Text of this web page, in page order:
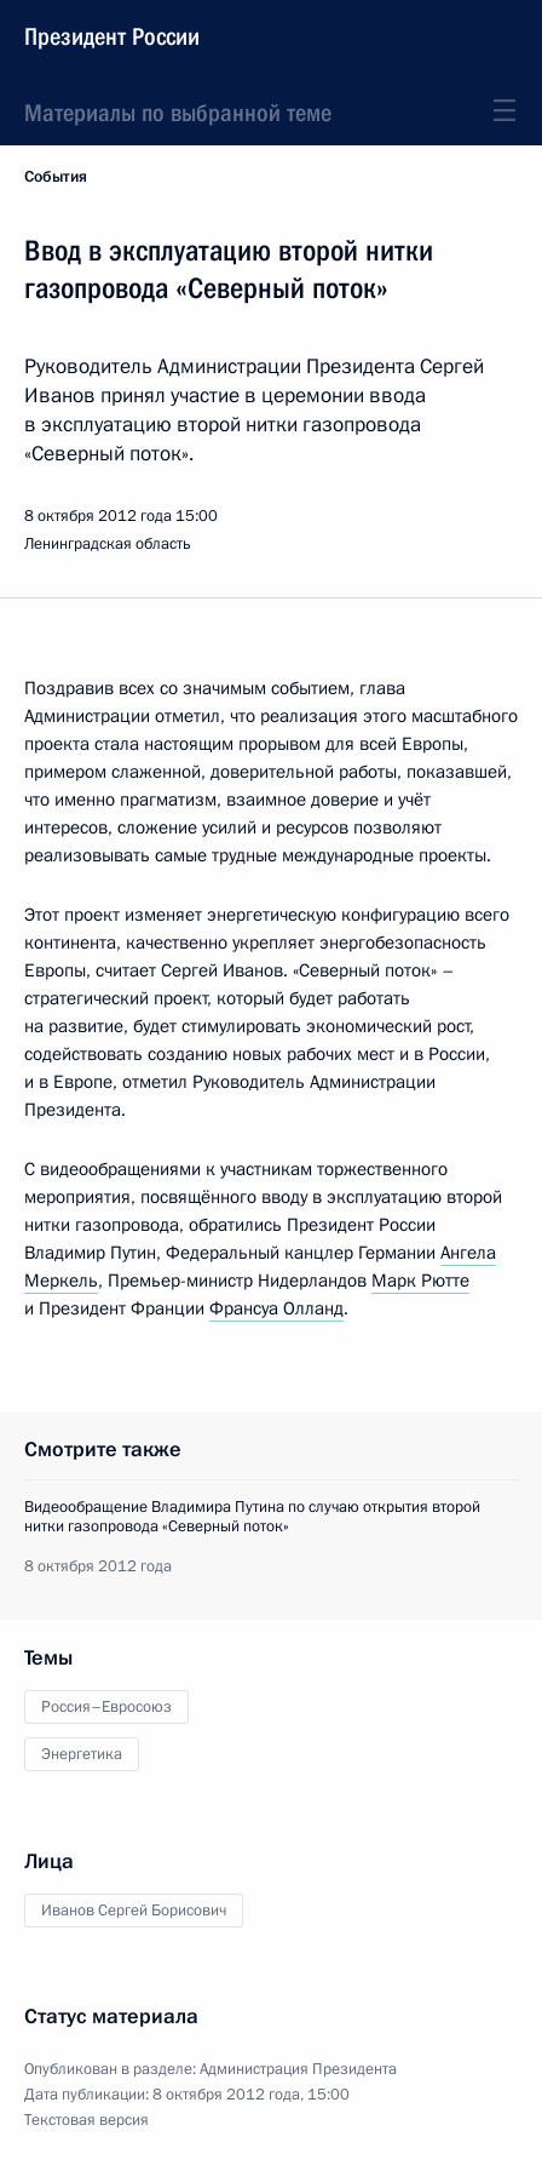
Президент России
Материалы по выбранной теме
События
Ввод в эксплуатацию второй нитки
газопровода «Северный поток»
Руководитель Администрации Президента Сергей
Иванов принял участие в церемонии ввода
в эксплуатацию второй нитки газопровода
«Северный поток».
8 октября 2012 года 15:00
Ленинградская область
Поздравив всех со значимым событием, глава
Администрации отметил, что реализация этого масштабного
проекта стала настоящим прорывом для всей Европы,
примером слаженной, доверительной работы, показавшей,
что именно прагматизм, взаимное доверие и учёт
интересов, сложение усилий и ресурсов позволяют
реализовывать самые трудные международные проекты.
Этот проект изменяет энергетическую конфигурацию всего
континента, качественно укрепляет энергобезопасность
Европы, считает Сергей Иванов. «Северный поток» –
стратегический проект, который будет работать
на развитие, будет стимулировать экономический рост,
содействовать созданию новых рабочих мест и в России,
и в Европе, отметил Руководитель Администрации
Президента.
С видеообращениями к участникам торжественного
мероприятия, посвящённого вводу в эксплуатацию второй
нитки газопровода, обратились Президент России
Владимир Путин, Федеральный канцлер Германии Ангела
Меркель, Премьер-министр Нидерландов Марк Рютте
и Президент Франции Франсуа Олланд.
Смотрите также
Видеообращение Владимира Путина по случаю открытия второй
нитки газопровода «Северный поток»
8 октября 2012 года
Темы
Россия–Евросоюз
Энергетика
Лица
Иванов Сергей Борисович
Статус материала
Опубликован в разделе:Администрация Президента
Дата публикации:8 октября 2012 года, 15:00
Текстовая версия